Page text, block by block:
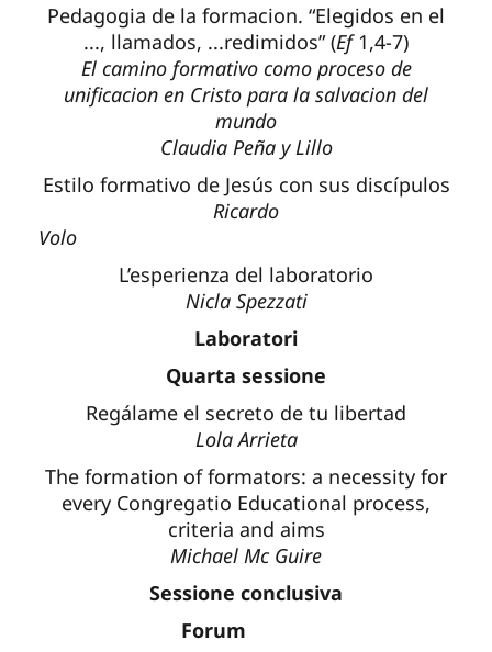
Pedagogia de la formacion. “Elegidos en el
..., llamados, ...redimidos” (Ef1,4-7)
El camino formativo como proceso de
unificacion en Cristo para la salvacion del
mundo
Claudia Peña y Lillo
Estilo formativo de Jesús con sus discípulos
Ricardo
L’esperienza del laboratorio
Nicla Spezzati
Laboratori
Quarta sessione
Regálame el secreto de tu libertad
Lola Arrieta
The formation of formators: a necessity for
every Congregatio Educational process,
criteria and aims
Michael Mc Guire
Sessione conclusiva
Forum